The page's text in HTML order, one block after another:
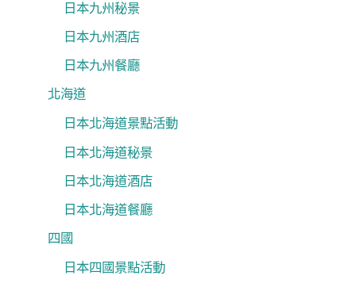
日本九州秘景
日本九州酒店
日本九州餐廳
北海道
日本北海道景點活動
日本北海道秘景
日本北海道酒店
日本北海道餐廳
四國
日本四國景點活動